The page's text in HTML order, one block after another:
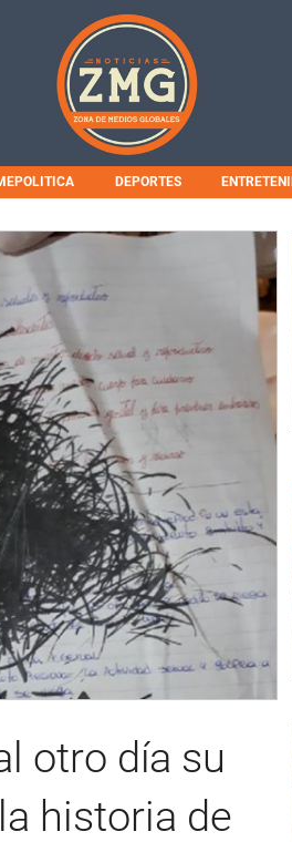
DEPORTES
otro día su
historia de